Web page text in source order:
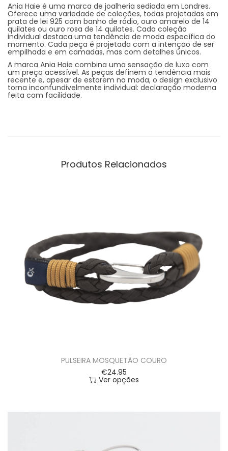
Ania Haie é uma marca de joalheria sediada em Londres.
Oferece uma variedade de coleções, todas projetadas em
prata de lei 925 com banho de ródio, ouro amarelo de 14
quilates ou ouro rosa de 14 quilates. Cada coleção
individual destaca uma tendência de moda específica do
momento. Cada peça é projetada com a intenção de ser
empilhada e em camadas, mas com detalhes únicos.
A marca Ania Haie combina uma sensação de luxo com
um preço acessível. As peças definem a tendência mais
recente e, apesar de estarem na moda, o design exclusivo
torna inconfundivelmente individual: declaração moderna
feita com facilidade.
Produtos Relacionados
PULSEIRA MOSQUETÃO COURO
€24.95
Ver opções